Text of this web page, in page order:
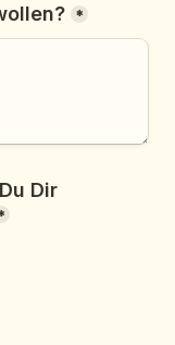
*
Dir